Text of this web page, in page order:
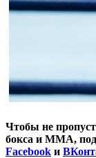
Чтобы не
бокса и ММА,
Facebook и